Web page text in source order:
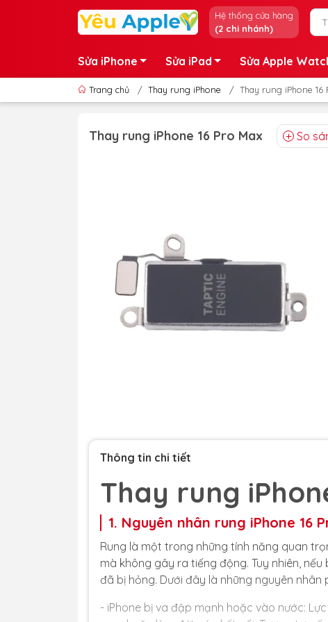
Hệ thống cửa hàng
(2 chi nhánh)
Sửa iPhone Sửa iPad Sửa Apple
Trang chủ / Thay rung iPhone / Thay rung iPhone 16
Thay rung iPhone 16 Pro Max So
Thông tin chi tiết
Thay rung
1. Nguyên nhân rung iPhone 16
Rung là một trong những tính năng quan
mà không gây ra tiếng động. Tuy nhiên,
đã bị hỏng. Dưới đây là những nguyên nhân
- iPhone bị va đập mạnh hoặc vào nước: